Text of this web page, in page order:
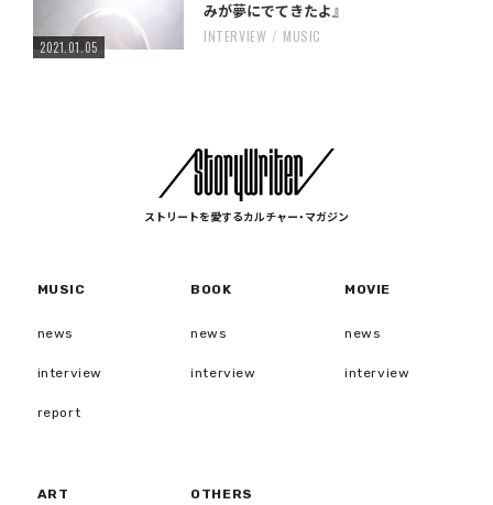
2021.01.05
みが夢にでてきたよ』
INTERVIEW MUSIC
ストリートを愛するカルチャー・マガジン
MUSIC
news
interview
report
BOOK
news
interview
MOVIE
news
interview
ART OTHERS